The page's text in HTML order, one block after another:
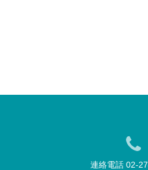
連絡電話 02-